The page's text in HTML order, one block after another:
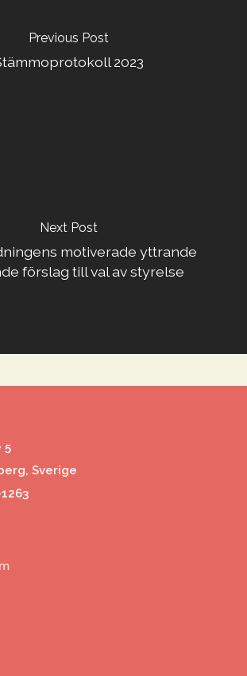
Previous Post
2023
Next Post
motiverade yttrande
förslag till val av styrelse
5
Sverige